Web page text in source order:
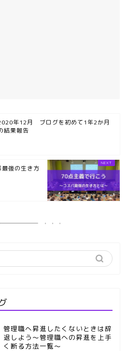
年12月 ブログを初めて1年2か月
結果報告
強の生き方
管理職へ昇進したくないときは辞
退しよう～管理職への昇進を上手
く断る方法一覧～